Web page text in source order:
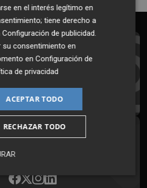
al Boletín
a primera hora en tu email
en redes
desde cualquier medio
en el interés legítimo en
tiene derecho a
Configuración de publicidad.
su consentimiento en
enConfiguración de
de privacidad
ACEPTAR TODO
RECHAZAR TODO